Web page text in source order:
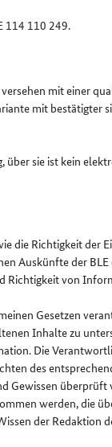
114 110 249.
mit einer
mit bestätigter
über sie ist kein
die Richtigkeit der
Auskünfte der BLE
Richtigkeit von
Gesetzen
Inhalte zu
Die
des
Gewissen überprüft
werden, die
der Redaktion